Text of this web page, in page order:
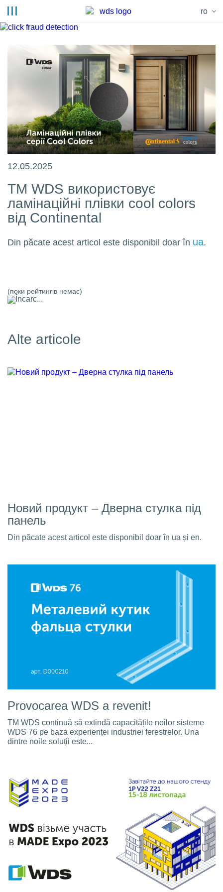
ro
12.05.2025
ТМ WDS використовує
ламінаційні плівки cool colors
від Continental
Din păcate acest articol este disponibil doar în ua.
(поки рейтингів немає)
Încarc...
Alte articole
Новий продукт – Дверна стулка під
панель
Din păcate acest articol este disponibil doar în ua și en.
Provocarea WDS a revenit!
TM WDS continuă să extindă capacitățile noilor sisteme
WDS 76 pe baza experienței industriei ferestrelor. Una
dintre noile soluții este...